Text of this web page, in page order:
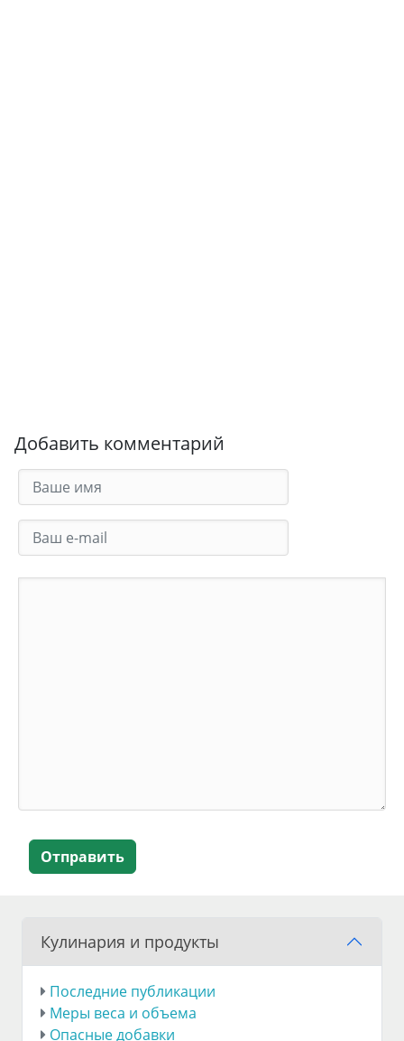
Добавить комментарий
Отправить
Кулинария и продукты
Последние публикации
Меры веса и объема
Опасные добавки